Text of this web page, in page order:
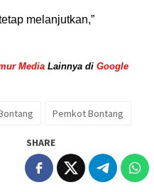
melanjutkan,”
Media Lainnya di Google
Pemkot Bontang
SHARE